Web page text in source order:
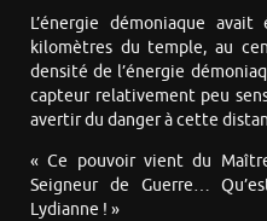
L’énergie démoniaque
kilomètres du temple, au
densité de l’énergie
capteur relativement peu
avertir du danger à cette
« Ce pouvoir vient du
Seigneur de Guerre…
Lydianne ! »